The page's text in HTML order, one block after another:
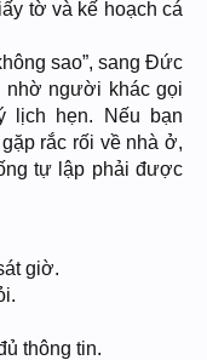
tờ và kế hoạch cá
sao”, sang Đức
nhờ người khác gọi
lịch hẹn. Nếu bạn
rắc rối về nhà ở,
tự lập phải được
giờ.
thông tin.